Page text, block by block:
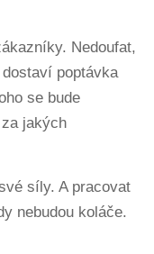
Nedoufat,
poptávka
se bude
jakých
síly. A pracovat
nebudou koláče.